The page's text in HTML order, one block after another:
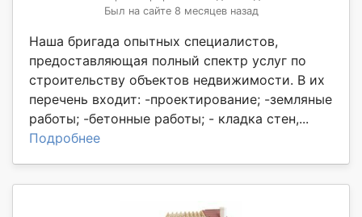
Был на сайте 8 месяцев назад
Наша бригада опытных специалистов,
предоставляющая полный спектр услуг по
строительству объектов недвижимости. В их
перечень входит: -проектирование; -земляные
работы; -бетонные работы; - кладка стен,...
Подробнее